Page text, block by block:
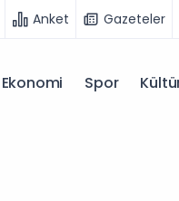
Anket Gazeteler
Ekonomi Spor